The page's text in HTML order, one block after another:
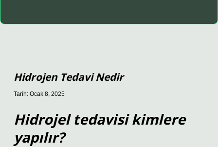
Hidrojen Tedavi Nedir
Tarih: Ocak 8, 2025
Hidrojel tedavisi kimlere
yapılır?